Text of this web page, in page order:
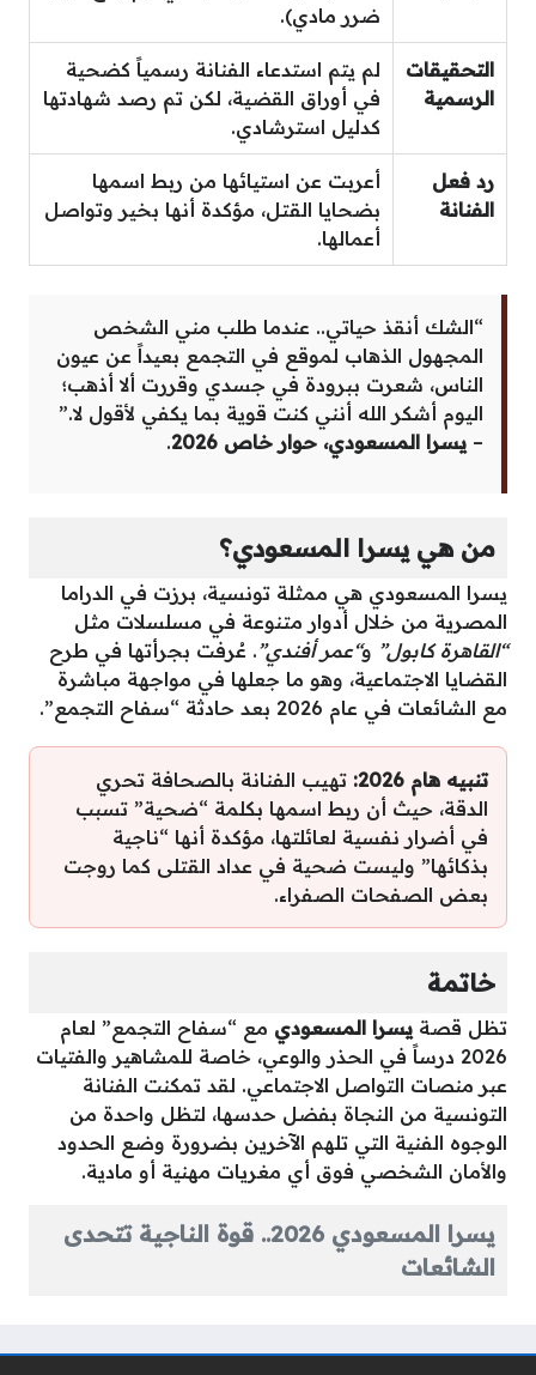
ضرر مادي).
التحقيقات
الرسمية
لم يتم استدعاء الفنانة رسمياً كضحية
في أوراق القضية، لكن تم رصد شهادتها
كدليل استرشادي.
رد فعل
الفنانة
أعربت عن استيائها من ربط اسمها
بضحايا القتل، مؤكدة أنها بخير وتواصل
أعمالها.
“الشك أنقذ حياتي.. عندما طلب مني الشخص
المجهول الذهاب لموقع في التجمع بعيداً عن عيون
الناس، شعرت ببرودة في جسدي وقررت ألا أذهب؛
اليوم أشكر الله أنني كنت قوية بما يكفي لأقول لا.”
– يسرا المسعودي، حوار خاص 2026 .
من هي يسرا المسعودي؟
يسرا المسعودي هي ممثلة تونسية، برزت في الدراما
المصرية من خلال أدوار متنوعة في مسلسلات مثل
“القاهرة كابول” و“عمر أفندي”. عُرفت بجرأتها في طرح
القضايا الاجتماعية، وهو ما جعلها في مواجهة مباشرة
مع الشائعات في عام 2026 بعد حادثة “سفاح التجمع”.
تنبيه هام 2026:
تهيب الفنانة بالصحافة تحري
الدقة، حيث أن ربط اسمها بكلمة “ضحية” تسبب
في أضرار نفسية لعائلتها، مؤكدة أنها “ناجية
بذكائها” وليست ضحية في عداد القتلى كما روجت
بعض الصفحات الصفراء.
خاتمة
تظل قصة يسرا المسعودي مع “سفاح التجمع” لعام
2026 درساً في الحذر والوعي، خاصة للمشاهير والفتيات
عبر منصات التواصل الاجتماعي. لقد تمكنت الفنانة
التونسية من النجاة بفضل حدسها، لتظل واحدة من
الوجوه الفنية التي تلهم الآخرين بضرورة وضع الحدود
والأمان الشخصي فوق أي مغريات مهنية أو مادية.
يسرا المسعودي 2026.. قوة الناجية تتحدى
الشائعات